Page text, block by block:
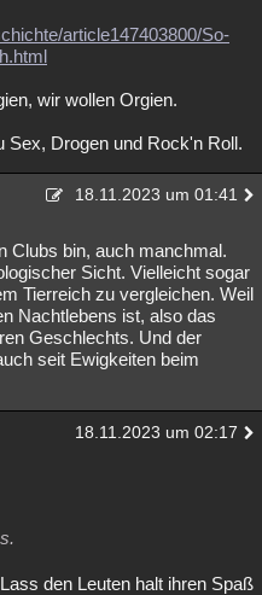
article147403800/So-
wir wollen Orgien.
Sex, Drogen und Rock'n Roll.
18.11.2023 um 01:41
Clubs bin, auch manchmal.
Sicht. Vielleicht sogar
Tierreich zu vergleichen. Weil
Nachtlebens ist, also das
Geschlechts. Und der
seit Ewigkeiten beim
18.11.2023 um 02:17
den Leuten halt ihren Spaß